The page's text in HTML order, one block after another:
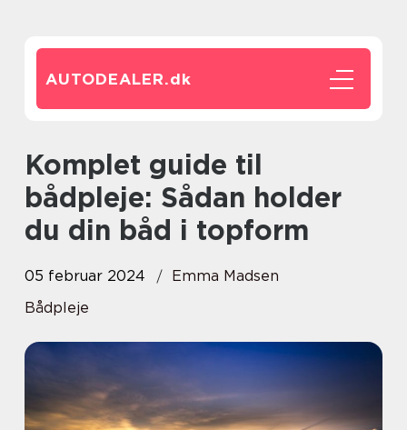
AUTODEALER.dk
Komplet guide til
bådpleje: Sådan holder
du din båd i topform
05 februar 2024
Emma Madsen
Bådpleje